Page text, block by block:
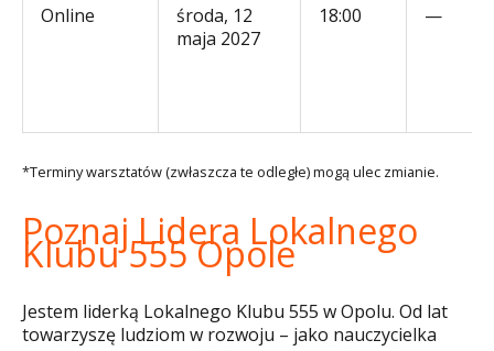
Online
środa, 12
maja 2027
18:00 —
*Terminy warsztatów (zwłaszcza te odległe) mogą ulec zmianie.
Poznaj Lidera Lokalnego
Klubu 555 Opole
Jestem liderką Lokalnego Klubu 555 w Opolu. Od lat
towarzyszę ludziom w rozwoju – jako nauczycielka